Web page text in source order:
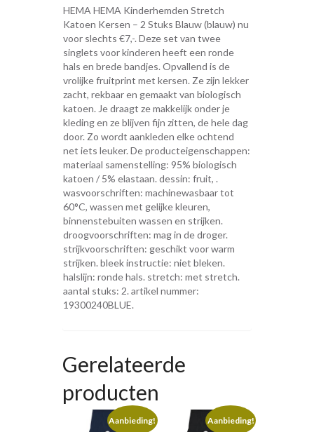
HEMA HEMA Kinderhemden Stretch
Katoen Kersen – 2 Stuks Blauw (blauw) nu
voor slechts €7,-. Deze set van twee
singlets voor kinderen heeft een ronde
hals en brede bandjes. Opvallend is de
vrolijke fruitprint met kersen. Ze zijn lekker
zacht, rekbaar en gemaakt van biologisch
katoen. Je draagt ze makkelijk onder je
kleding en ze blijven fijn zitten, de hele dag
door. Zo wordt aankleden elke ochtend
net iets leuker. De producteigenschappen:
materiaal samenstelling: 95% biologisch
katoen / 5% elastaan. dessin: fruit, .
wasvoorschriften: machinewasbaar tot
60°C, wassen met gelijke kleuren,
binnenstebuiten wassen en strijken.
droogvoorschriften: mag in de droger.
strijkvoorschriften: geschikt voor warm
strijken. bleek instructie: niet bleken.
halslijn: ronde hals. stretch: met stretch.
aantal stuks: 2. artikel nummer:
19300240BLUE.
Gerelateerde
producten
Aanbieding! Aanbieding!